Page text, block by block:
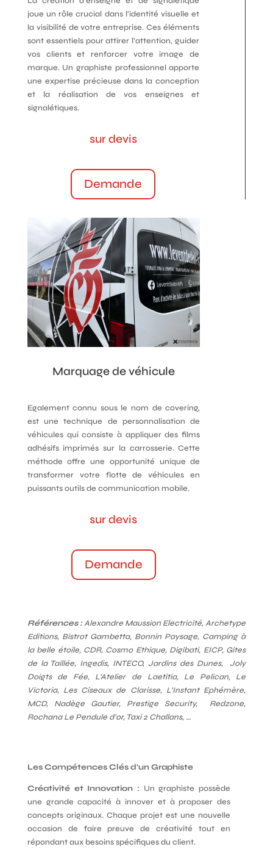
joue un rôle crucial dans l’identité visuelle et
la visibilité de votre entreprise. Ces éléments
sont essentiels pour attirer l’attention, guider
vos clients et renforcer votre image de
marque. Un graphiste professionnel apporte
une expertise précieuse dans la conception
et la réalisation de vos enseignes et
signalétiques.
sur devis
Demande
Marquage de véhicule
Egalement connu sous le nom de covering,
est une technique de personnalisation de
véhicules qui consiste à appliquer des films
adhésifs imprimés sur la carrosserie. Cette
méthode offre une opportunité unique de
transformer votre flotte de véhicules en
puissants outils de communication mobile.
sur devis
Demande
Références :Alexandre Maussion Electricité, Archetype
Editions, Bistrot Gambetta, Bonnin Paysage, Camping à
la belle étoile, CDR, Cosmo Ethique, Digibati, EICP, Gites
de la Taillée, Ingedis, INTECO, Jardins des Dunes, Joly
Doigts de Fée, L’Atelier de Laetitia, Le Pelican, Le
Victoria, Les Ciseaux de Clarisse, L’Instant Ephémère,
MCD, Nadège Gautier, Prestige Security, Redzone,
Rochana Le Pendule d’or, Taxi 2 Challans, …
Les Compétences Clés d’un Graphiste
Créativité et Innovation : Un graphiste possède
une grande capacité à innover et à proposer des
concepts originaux. Chaque projet est une nouvelle
occasion de faire preuve de créativité tout en
répondant aux besoins spécifiques du client.